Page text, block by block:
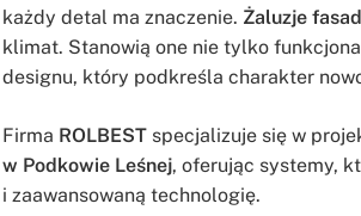
każdy detal ma znaczenie. Żaluzje
klimat. Stanowią one nie tylko
designu, który podkreśla charakter
Firma ROLBESTspecjalizuje się w
w Podkowie Leśnej, oferując systemy,
i zaawansowaną technologię.